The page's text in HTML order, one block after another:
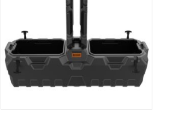
PŘIDAT DO
KOŠÍKU